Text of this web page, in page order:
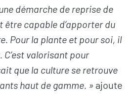
Citoyen·ne·s
Entreprises
Institutions et
collectivités
démarche de reprise de
être capable d’apporter du
Pour la plante et pour soi, il
valorisant pour
que la culture se retrouve
haut de gamme. » ajoute